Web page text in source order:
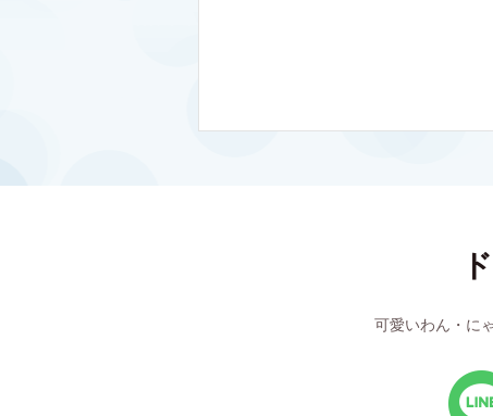
可愛いわん・に